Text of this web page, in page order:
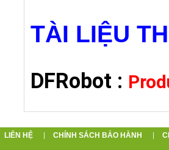
TÀI LIỆU
DFRobot :
LIÊN HỆ CHÍNH SÁCH BẢO HÀNH